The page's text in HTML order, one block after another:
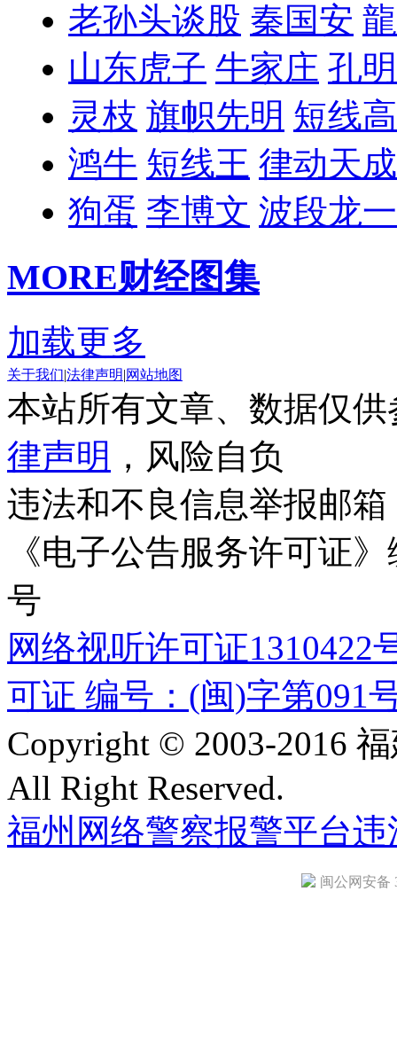
老孙头谈股 秦国安
山东虎子 牛家庄 孔
灵枝 旗帜先明 短线
鸿牛 短线王 律动天成
狗蛋 李博文 波段龙一
MORE财经图集
加载更多
关于我们|法律声明|网站地图
本站所有文章、数据仅
律声明 ，风险自负
违法和不良信息举报邮箱
《电子公告服务许可证
号
网络视听许可证1310422
可证 编号：(闽)字第091
Copyright © 2003-2016
All Right Reserved.
福州网络警察报警平台违
闽公网安备